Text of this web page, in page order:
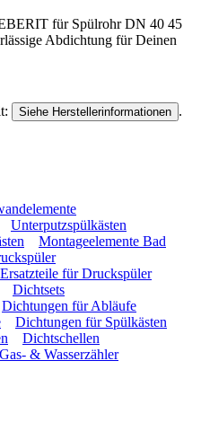
für Spülrohr DN 40 45
Abdichtung für Deinen
Siehe Herstellerinformationen .
Unterputzspülkästen
Montageelemente Bad
Ersatzteile für Druckspüler
Dichtsets
Dichtungen für Abläufe
Dichtungen für Spülkästen
Dichtschellen
& Wasserzähler